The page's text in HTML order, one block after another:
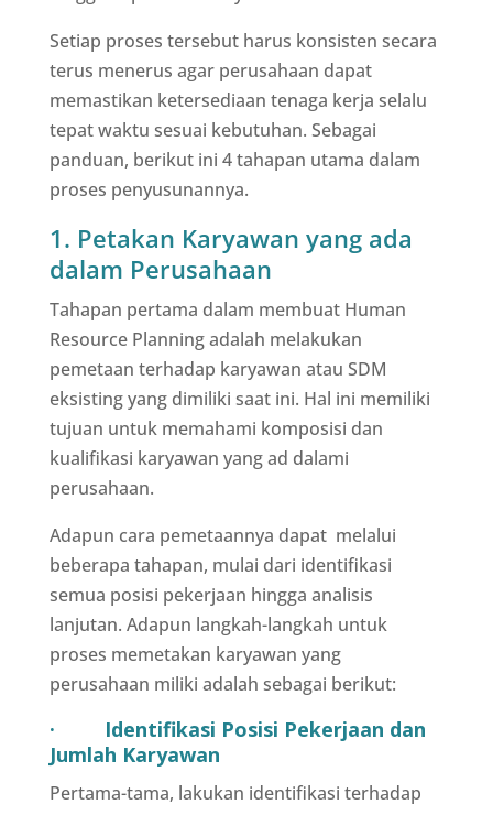
Setiap proses tersebut harus konsisten secara
terus menerus agar perusahaan dapat
memastikan ketersediaan tenaga kerja selalu
tepat waktu sesuai kebutuhan. Sebagai
panduan, berikut ini 4 tahapan utama dalam
proses penyusunannya.
1. Petakan Karyawan yang ada
dalam Perusahaan
Tahapan pertama dalam membuat Human
Resource Planning adalah melakukan
pemetaan terhadap karyawan atau SDM
eksisting yang dimiliki saat ini. Hal ini memiliki
tujuan untuk memahami komposisi dan
kualifikasi karyawan yang ad dalami
perusahaan.
Adapun cara pemetaannya dapat melalui
beberapa tahapan, mulai dari identifikasi
semua posisi pekerjaan hingga analisis
lanjutan. Adapun langkah-langkah untuk
proses memetakan karyawan yang
perusahaan miliki adalah sebagai berikut:
· Identifikasi Posisi Pekerjaan dan
Jumlah Karyawan
Pertama-tama, lakukan identifikasi terhadap